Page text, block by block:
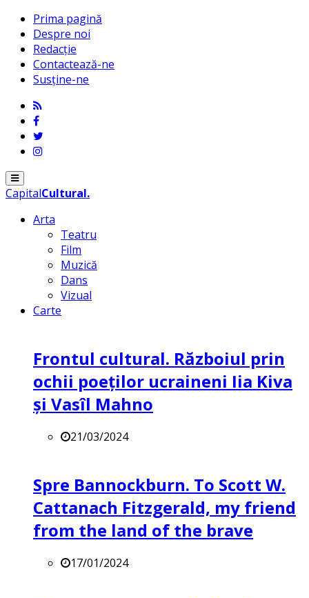
Prima pagină
Despre noi
Redacție
Contactează-ne
Susține-ne
Menu
CapitalCultural.
Arta
Teatru
Film
Muzică
Dans
Vizual
Carte
Frontul cultural. Războiul prin
ochii poeților ucraineni Iia Kiva
și Vasîl Mahno
21/03/2024
Spre Bannockburn. To Scott W.
Cattanach Fitzgerald, my friend
from the land of the brave
17/01/2024